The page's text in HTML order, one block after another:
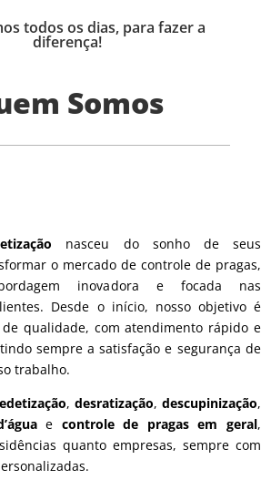
Somos
todos os dias, para fazer a
diferença!
nasceu do sonho de seus
o mercado de controle de pragas,
inovadora e focada nas
Desde o início, nosso objetivo é
qualidade, com atendimento rápido e
sempre a satisfação e segurança de
trabalho.
, desratização, descupinização,
e controle de pragas em geral,
quanto empresas, sempre com